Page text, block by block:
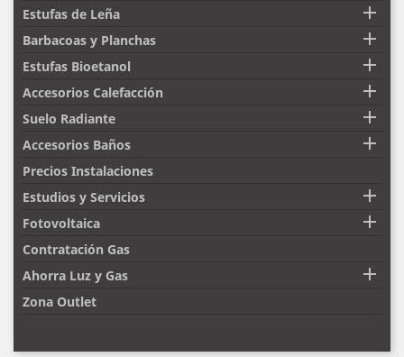
Estufas de Leña 
Barbacoas y Planchas 
Estufas Bioetanol 
Accesorios Calefacción 
Suelo Radiante 
Accesorios Baños 
Precios Instalaciones
Estudios y Servicios

Fotovoltaica 
Contratación Gas
Ahorra Luz y Gas

Zona Outlet